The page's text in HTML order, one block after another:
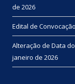
de 2026
Edital de
Alteração de Data do
janeiro de 2026